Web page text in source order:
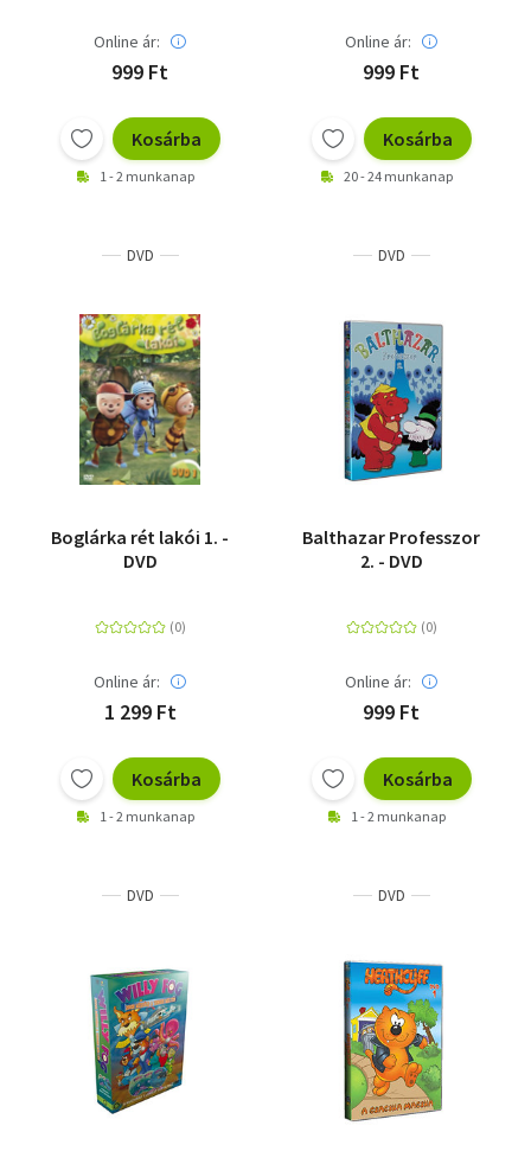
Online ár:
999 Ft
Kosárba
1 - 2 munkanap
Online ár:
999 Ft
Kosárba
20 - 24 munkanap
DVD
Boglárka rét lakói 1. -
DVD
Online ár:
1 299 Ft
Kosárba
1 - 2 munkanap
DVD
Balthazar Professzor
2. - DVD
Online ár:
999 Ft
Kosárba
1 - 2 munkanap
DVD DVD